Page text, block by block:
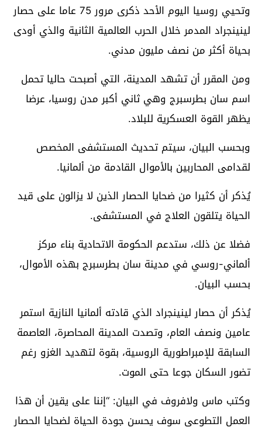
وتحيي روسيا اليوم الأحد ذكرى مرور 75 عاما على حصار
لينينجراد المدمر خلال الحرب العالمية الثانية والذي أودى
بحياة أكثر من نصف مليون مدني.
ومن المقرر أن تشهد المدينة، التي أصبحت حاليا تحمل
اسم سان بطرسبرج وهي ثاني أكبر مدن روسيا، عرضا
يظهر القوة العسكرية للبلاد.
وبحسب البيان، سيتم تحديث المستشفى المخصص
لقدامى المحاربين بالأموال القادمة من ألمانيا.
يُذكر أن كثيرا من ضحايا الحصار الذين لا يزالون على قيد
الحياة يتلقون العلاج في المستشفى.
فضلا عن ذلك، ستدعم الحكومة الاتحادية بناء مركز
ألماني-روسي في مدينة سان بطرسبرج بهذه الأموال،
بحسب البيان.
يُذكر أن حصار لينينجراد الذي قادته ألمانيا النازية استمر
عامين ونصف العام، وتصدت المدينة المحاصرة، العاصمة
السابقة للإمبراطورية الروسية، بقوة لتهديد الغزو رغم
تضور السكان جوعا حتى الموت.
وكتب ماس ولافروف في البيان: “إننا على يقين أن هذا
العمل التطوعي سوف يحسن جودة الحياة لضحايا الحصار